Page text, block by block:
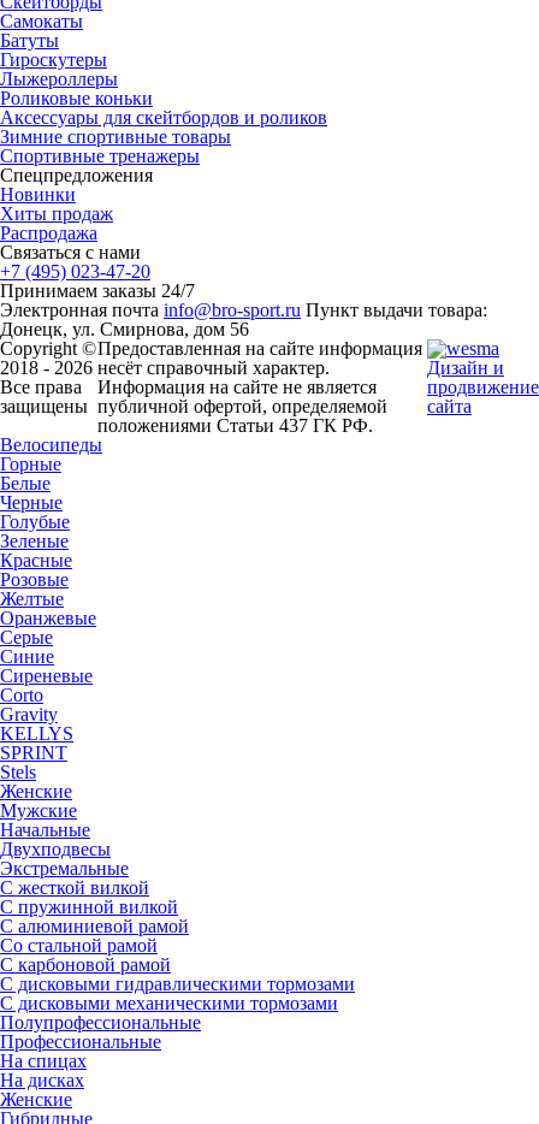
Самокаты
Батуты
Гироскутеры
Лыжероллеры
Роликовые коньки
Аксессуары для скейтбордов и роликов
Зимние спортивные товары
Спортивные тренажеры
Спецпредложения
Новинки
Хиты продаж
Распродажа
Связаться с нами
+7 (495) 023-47-20
Принимаем заказы 24/7
Электронная почта info@bro-sport.ru Пункт выдачи товара:
Донецк, ул. Смирнова, дом 56
Copyright ©
2018 - 2026
Все права
защищены
Предоставленная на сайте информация
несёт справочный характер.
Информация на сайте не является
публичной офертой, определяемой
положениями Статьи 437 ГК РФ.
Дизайн и
продвижение
сайта
Велосипеды
Горные
Белые
Черные
Голубые
Зеленые
Красные
Розовые
Желтые
Оранжевые
Серые
Синие
Сиреневые
Corto
Gravity
KELLYS
SPRINT
Stels
Женские
Мужские
Начальные
Двухподвесы
Экстремальные
С жесткой вилкой
С пружинной вилкой
С алюминиевой рамой
Со стальной рамой
С карбоновой рамой
С дисковыми гидравлическими тормозами
С дисковыми механическими тормозами
Полупрофессиональные
Профессиональные
На спицах
На дисках
Женские
Гибридные